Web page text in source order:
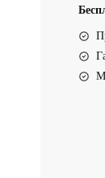
17075
Mavi